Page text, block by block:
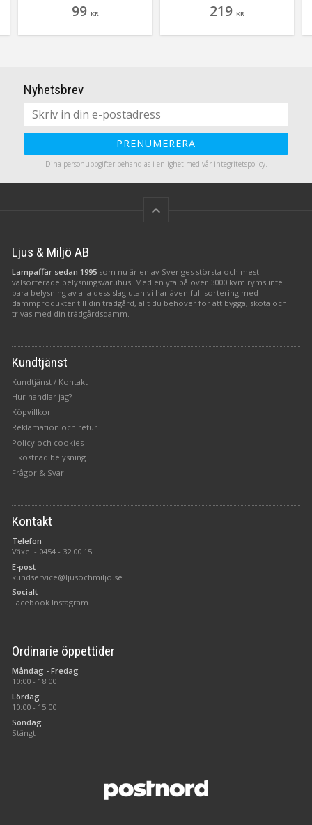
99 KR 219 KR
Nyhetsbrev
PRENUMERERA
Dina personuppgifter behandlas i enlighet med vår integritetspolicy.
keyboard_arrow_up
Ljus & Miljö AB
Lampaffär sedan 1995 som nu är en av Sveriges största och mest
välsorterade belysningsvaruhus. Med en yta på över 3000 kvm ryms inte
bara belysning av alla dess slag utan vi har även full sortering med
dammprodukter till din trädgård, allt du behöver för att bygga, sköta och
trivas med din trädgårdsdamm.
Kundtjänst
Kundtjänst / Kontakt
Hur handlar jag?
Köpvillkor
Reklamation och retur
Policy och cookies
Elkostnad belysning
Frågor & Svar
Kontakt
Telefon
Växel - 0454 - 32 00 15
E-post
kundservice@ljusochmiljo.se
Socialt
Facebook Instagram
Ordinarie öppettider
Måndag - Fredag
10:00 - 18:00
Lördag
10:00 - 15:00
Söndag
Stängt